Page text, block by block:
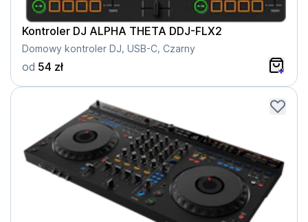
Kontroler DJ ALPHA THETA DDJ-FLX2
Domowy kontroler DJ, USB-C, Czarny
od 54 zł